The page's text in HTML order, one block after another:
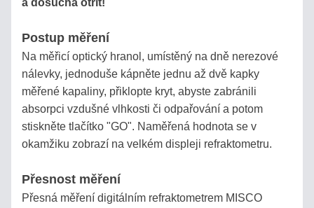
a dosucha otřít!
Postup měření
Na měřicí optický hranol, umístěný na dně nerezové
nálevky, jednoduše kápněte jednu až dvě kapky
měřené kapaliny, přiklopte kryt, abyste zabránili
absorpci vzdušné vlhkosti či odpařování a potom
stiskněte tlačítko "GO". Naměřená hodnota se v
okamžiku zobrazí na velkém displeji refraktometru.
Přesnost měření
Přesná měření digitálním refraktometrem MISCO
ZÁSILKY
KONTAKT
Refraktopedie
PROČ
POTŘEBUJETE